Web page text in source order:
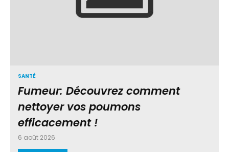
SANTÉ
Fumeur: Découvrez comment
nettoyer vos poumons
efficacement !
6 août 2026